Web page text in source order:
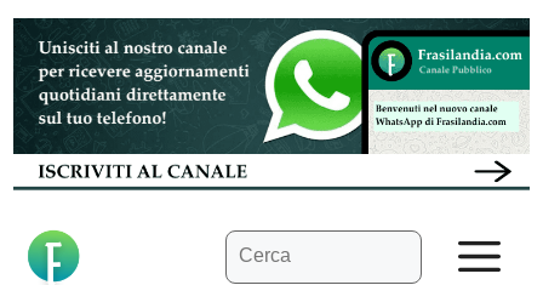
Vai
contenuto
Ricerca
per: